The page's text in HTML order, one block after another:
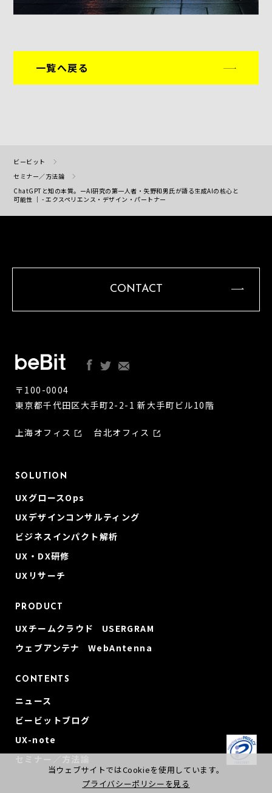
一覧へ戻る
ビービット
セミナー／方法論
ChatGPTと知の本質。ーAI研究の第一人者・矢野和男氏が語る生成AIの核心と
可能性 ｜ - エクスペリエンス・デザイン・パートナー
CONTACT
〒100-0004
東京都千代田区大手町2-2-1 新大手町ビル10階
上海オフィス 台北オフィス
SOLUTION
UXグロースOps
UXデザインコンサルティング
ビジネスインパクト解析
UX・DX研修
UXリサーチ
PRODUCT
UXチームクラウド USERGRAM
ウェブアンテナ WebAntenna
CONTENTS
ニュース
ビービットブログ
UX-note
セミナー／方法論
当ウェブサイトではCookieを使用しています。
プライバシーポリシーを見る